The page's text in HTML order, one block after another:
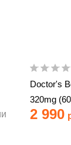
Doctor's
320mg
2 990